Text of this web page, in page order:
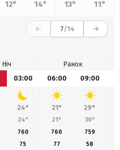
12°
14°
13°
11°
7/14
Ніч
Ранок
03:00 06:00 09:00
24° 21° 29°
24° 21° 30°
760 760 759
75 77 58